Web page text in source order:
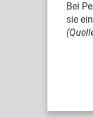
Bei
sie